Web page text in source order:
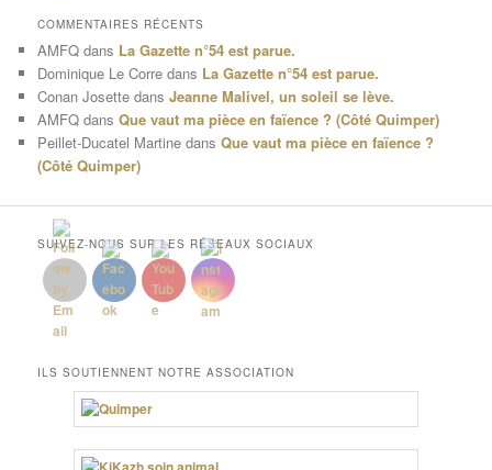
COMMENTAIRES RÉCENTS
AMFQ dans La Gazette n°54 est parue.
Dominique Le Corre dans La Gazette n°54 est parue.
Conan Josette dansJeanne Malivel, un soleil se lève.
AMFQ dansQue vaut ma pièce en faïence ? (Côté Quimper)
Peillet-Ducatel Martine dansQue vaut ma pièce en faïence ?
(Côté Quimper)
SUIVEZ-NOUS SUR LES RÉSEAUX SOCIAUX
ILS SOUTIENNENT NOTRE ASSOCIATION